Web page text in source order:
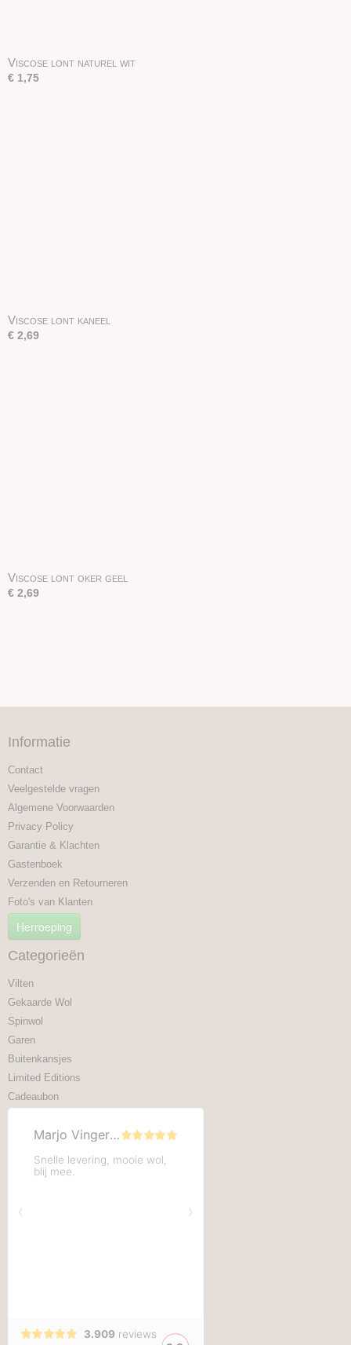
Viscose lont naturel wit
€ 1,75
Viscose lont kaneel
€ 2,69
Viscose lont oker geel
€ 2,69
Informatie
Contact
Veelgestelde vragen
Algemene Voorwaarden
Privacy Policy
Garantie & Klachten
Gastenboek
Verzenden en Retourneren
Foto's van Klanten
Herroeping
Categorieën
Vilten
Gekaarde Wol
Spinwol
Garen
Buitenkansjes
Limited Editions
Cadeaubon